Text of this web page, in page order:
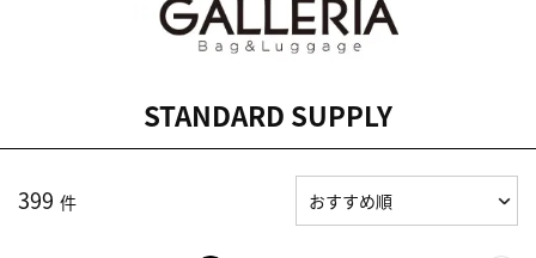
STANDARD SUPPLY
399 件